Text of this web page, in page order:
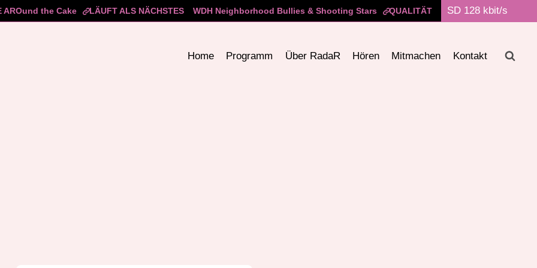
AROund the Cake LÄUFT ALS NÄCHSTES WDH Neighborhood Bullies & Shooting Stars QUALITÄT
Home Programm Über RadaR Hören Mitmachen Kontakt